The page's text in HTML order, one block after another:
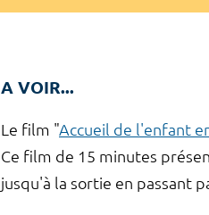
A VOIR...
Le film "Accueil de l'enfant
Ce film de 15 minutes
jusqu'à la sortie en passant